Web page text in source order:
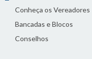
Conheça os Vereadores
Bancadas e Blocos
Conselhos